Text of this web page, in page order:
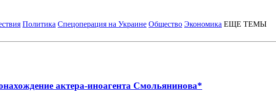
Политика Спецоперация на Украине Общество Экономика ЕЩЕ ТЕМЫ
актера-иноагента Смольянинова*